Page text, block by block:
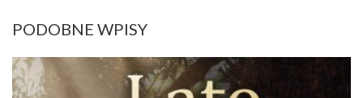
PODOBNE WPISY